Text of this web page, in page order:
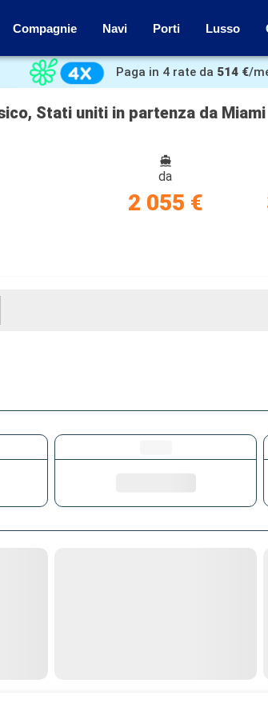
Compagnie Navi Porti Lusso
Paga in 4 rate da 514 €/
Stati uniti in partenza da Miami
da
2 055 €